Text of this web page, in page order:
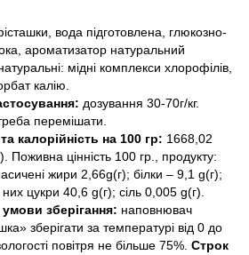
вода підготовлена, глюкозно-
ароматизатор натуральний
мідні комплекси хлорофілів,
калію.
дозування 30-70г/кг.
перемішати.
калорійність на 100 гр: 1668,02
Поживна цінність 100 гр., продукту:
жири 2,66g(г); білки – 9,1 g(г);
цукри 40,6 g(г); сіль 0,005 g(г).
зберігання: наповнювач
зберігати за температурі від 0 до
повітря не більше 75%. Строк